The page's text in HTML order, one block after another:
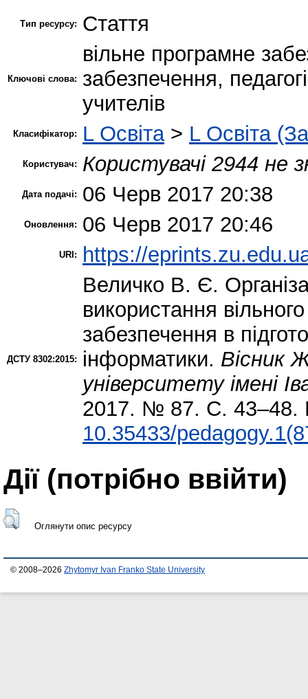
Тип ресурсу: Стаття
Ключові слова:
вільне програмне
забезпечення,
учителів
Класифікатор: L Освіта> L Освіта
Користувач: Користувачі 2944 не
Дата подачі: 06 Черв 2017 20:38
Оновлення: 06 Черв 2017 20:46
URI: https://
ДСТУ 8302:2015:
Величко В. Є.
використання
забезпечення в
інформатики. Вісник
університету імені
2017. № 87. С. 43–48.
10.35433/
Дії ​​(потрібно ввійти)
Оглянути опис ресурсу
© 2008–2026 Zhytomyr Ivan Franko State University